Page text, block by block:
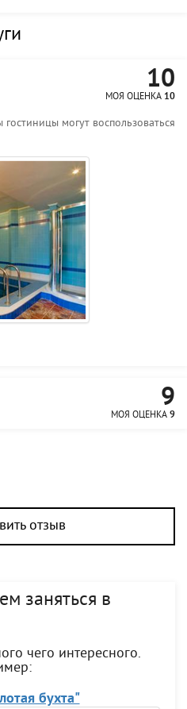
10
МОЯ ОЦЕНКА 10
могут воспользоваться
9
МОЯ ОЦЕНКА 9
отзыв
заняться в
чего интересного.
бухта"